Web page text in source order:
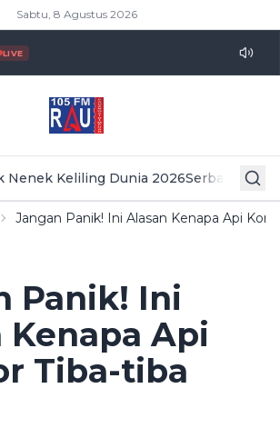
Sabtu, 8 Agustus 2026
LIVE
Nenek Keliling Dunia 2026Serba Serbi
Jangan Panik! Ini Alasan Kenapa Api
Panik! Ini
Kenapa Api
Tiba-tiba